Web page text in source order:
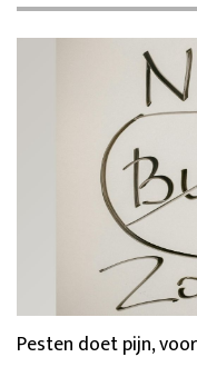
Pesten doet pijn,